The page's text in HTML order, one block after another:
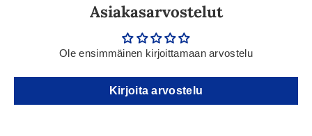
Asiakasarvostelut
Ole ensimmäinen kirjoittamaan arvostelu
Kirjoita arvostelu